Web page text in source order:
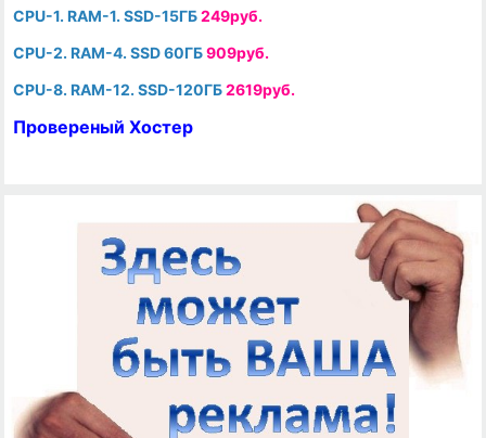
CPU-1. RAM-1. SSD-15ГБ249руб.
CPU-2. RAM-4. SSD 60ГБ909руб.
CPU-8. RAM-12. SSD-120ГБ2619руб.
Провереный Хостер